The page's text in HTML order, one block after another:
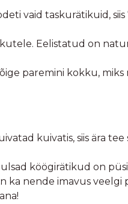
vaid taskurätikuid,
Eelistatud on
paremini kokku,
kuivatis, siis ära tee
köögirätikud on
ka nende imavus veelgi